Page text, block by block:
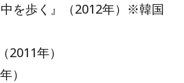
中を歩く』（2012年）※韓国
2011年）
）